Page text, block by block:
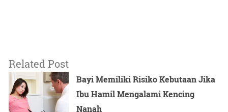
Related Post
Bayi Memiliki Risiko Kebutaan Jika
Ibu Hamil Mengalami Kencing
Nanah